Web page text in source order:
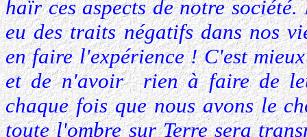
haïr ces aspects de notre
eu des traits négatifs dans nos
en faire l'expérience ! C'est
et de n'avoir rien à faire de
chaque fois que nous avons le
toute l'ombre sur Terre sera